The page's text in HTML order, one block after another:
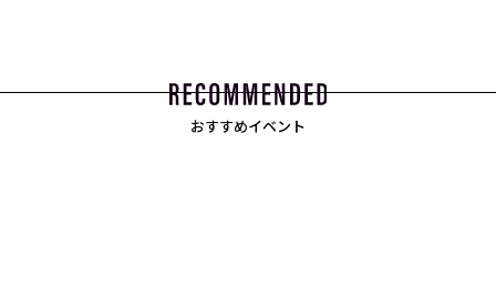
おすすめイベント